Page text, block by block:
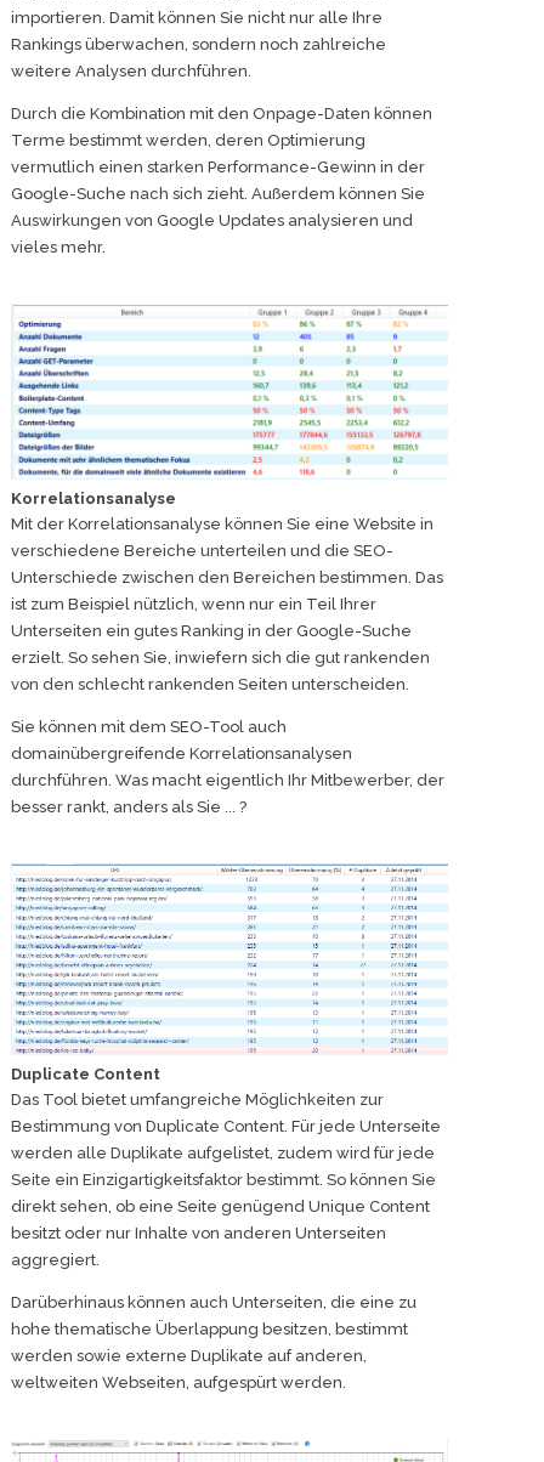
importieren. Damit können Sie nicht nur alle Ihre
Rankings überwachen, sondern noch zahlreiche
weitere Analysen durchführen.
Durch die Kombination mit den Onpage-Daten können
Terme bestimmt werden, deren Optimierung
vermutlich einen starken Performance-Gewinn in der
Google-Suche nach sich zieht. Außerdem können Sie
Auswirkungen von Google Updates analysieren und
vieles mehr.
Korrelationsanalyse
Mit der Korrelationsanalyse können Sie eine Website in
verschiedene Bereiche unterteilen und die SEO-
Unterschiede zwischen den Bereichen bestimmen. Das
ist zum Beispiel nützlich, wenn nur ein Teil Ihrer
Unterseiten ein gutes Ranking in der Google-Suche
erzielt. So sehen Sie, inwiefern sich die gut rankenden
von den schlecht rankenden Seiten unterscheiden.
Sie können mit dem SEO-Tool auch
domainübergreifende Korrelationsanalysen
durchführen. Was macht eigentlich Ihr Mitbewerber, der
besser rankt, anders als Sie ... ?
Duplicate Content
Das Tool bietet umfangreiche Möglichkeiten zur
Bestimmung von Duplicate Content. Für jede Unterseite
werden alle Duplikate aufgelistet, zudem wird für jede
Seite ein Einzigartigkeitsfaktor bestimmt. So können Sie
direkt sehen, ob eine Seite genügend Unique Content
besitzt oder nur Inhalte von anderen Unterseiten
aggregiert.
Darüberhinaus können auch Unterseiten, die eine zu
hohe thematische Überlappung besitzen, bestimmt
werden sowie externe Duplikate auf anderen,
weltweiten Webseiten, aufgespürt werden.